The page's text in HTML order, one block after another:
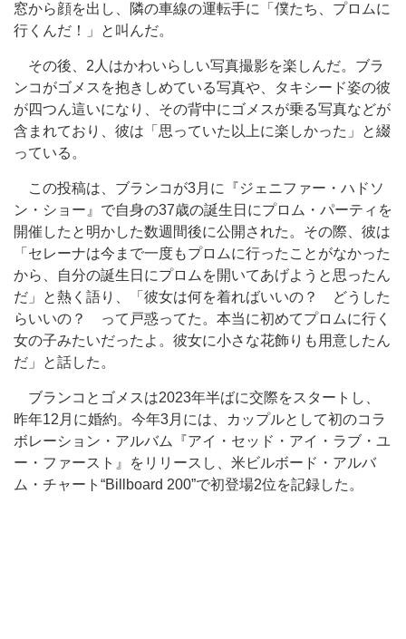
窓から顔を出し、隣の車線の運転手に「僕たち、プロムに
行くんだ！」と叫んだ。
その後、2人はかわいらしい写真撮影を楽しんだ。ブラ
ンコがゴメスを抱きしめている写真や、タキシード姿の彼
が四つん這いになり、その背中にゴメスが乗る写真などが
含まれており、彼は「思っていた以上に楽しかった」と綴
っている。
この投稿は、ブランコが3月に『ジェニファー・ハドソ
ン・ショー』で自身の37歳の誕生日にプロム・パーティを
開催したと明かした数週間後に公開された。その際、彼は
「セレーナは今まで一度もプロムに行ったことがなかった
から、
自分の誕生日にプロムを開いてあげようと思ったん
だ」と熱く語り、「彼女は何を着ればいいの？ どうした
らいいの？ って戸惑ってた。本当に初めてプロムに行く
女の子みたいだったよ。彼女に小さな花飾りも用意したん
だ」と話した。
ブランコとゴメスは2023年半ばに交際をスタートし、
昨年12月に婚約。今年3月には、カップルとして初のコラ
ボレーション・アルバム『アイ・セッド・アイ・ラブ・ユ
ー・ファースト』をリリースし、米ビルボード・アルバ
ム・チャート“Billboard 200”で初登場2位を記録した。